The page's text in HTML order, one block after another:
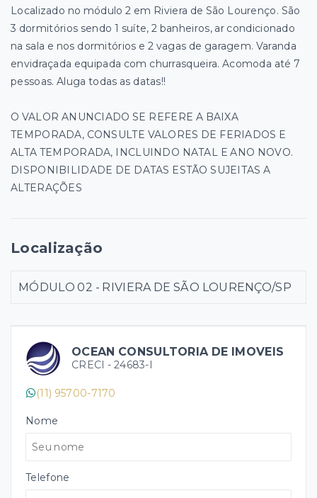
OCEAN CONSULTORIA DE IMOVEIS
CRECI - 24683-I
(11) 95700-7170
Nome
Telefone
Localizado no módulo 2 em Riviera de São Lourenço. São
3 dormitórios sendo 1 suíte, 2 banheiros, ar condicionado
na sala e nos dormitórios e 2 vagas de garagem. Varanda
envidraçada equipada com churrasqueira. Acomoda até 7
pessoas. Aluga todas as datas!!
O VALOR ANUNCIADO SE REFERE A BAIXA
TEMPORADA, CONSULTE VALORES DE FERIADOS E
ALTA TEMPORADA, INCLUINDO NATAL E ANO NOVO.
DISPONIBILIDADE DE DATAS ESTÃO SUJEITAS A
ALTERAÇÕES
Localização
MÓDULO 02 - RIVIERA DE SÃO LOURENÇO/SP